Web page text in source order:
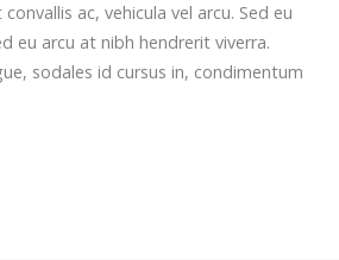
ac, vehicula vel arcu. Sed eu
eu arcu at nibh hendrerit viverra.
sodales id cursus in, condimentum